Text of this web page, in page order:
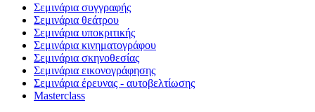
Σεμινάρια συγγραφής
Σεμινάρια θεάτρου
Σεμινάρια υποκριτικής
Σεμινάρια κινηματογράφου
Σεμινάρια σκηνοθεσίας
Σεμινάρια εικονογράφησης
Σεμινάρια έρευνας - αυτοβελτίωσης
Masterclass